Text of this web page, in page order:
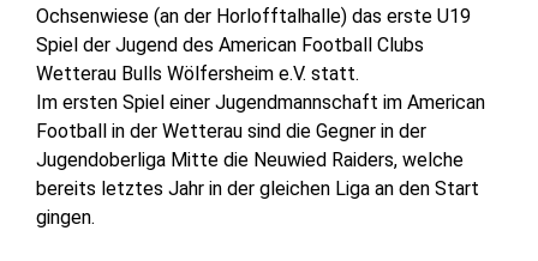
Ochsenwiese (an der Horlofftalhalle) das erste U19
Spiel der Jugend des American Football Clubs
Wetterau Bulls Wölfersheim e.V. statt.
Im ersten Spiel einer Jugendmannschaft im American
Football in der Wetterau sind die Gegner in der
Jugendoberliga Mitte die Neuwied Raiders, welche
bereits letztes Jahr in der gleichen Liga an den Start
gingen.